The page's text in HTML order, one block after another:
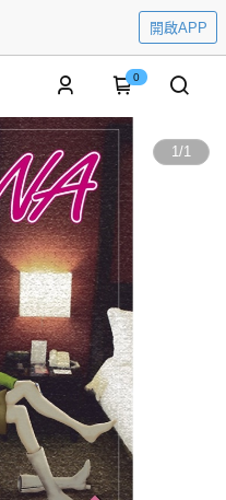
開啟APP
0
1/1